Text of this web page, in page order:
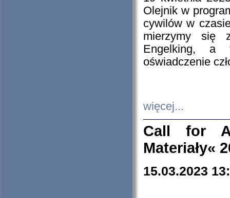
Olejnik w
cywilów w
mierzymy się
Engelking, a
oświadczenie
więcej...
Call for
Materiały«
15.03.2023